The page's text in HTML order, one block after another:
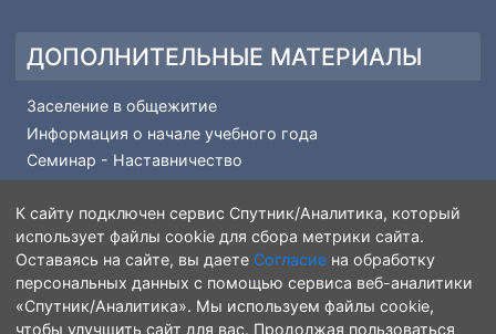
© 2026 Комсомольский-на-Амуре Колледж Технологии
и Сервиса. Все права защищены.
knacits.ru
- Официальный сайт КГБ ПОУ ККТиС; старая
версия сайта доступна по
ДОПОЛНИТЕЛЬНЫЕ МАТЕРИАЛЫ
Заселение в общежитие
Информация о начале учебного года